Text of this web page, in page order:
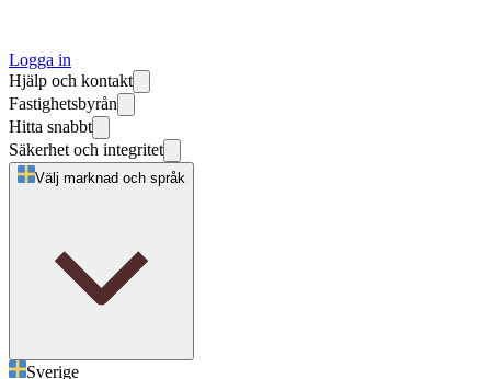
Logga in
Hjälp och kontakt
Fastighetsbyrån
Hitta snabbt
Säkerhet och integritet
Välj marknad och språk
Sverige